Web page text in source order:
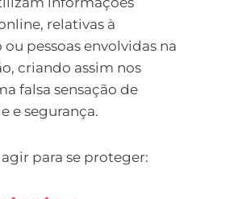
relativas à
pessoas envolvidas na
criando assim nos
falsa sensação de
e segurança.
para se proteger: